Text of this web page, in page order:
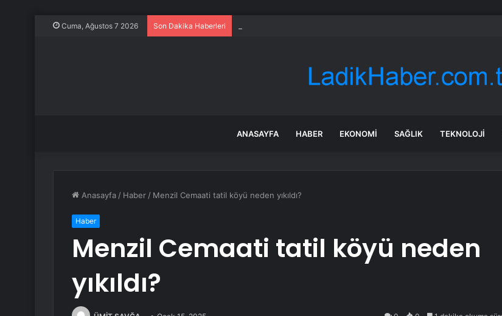
Cuma, Ağustos 7 2026 Son Dakika Haberleri
ANASAYFA HABER EKONOMI SAĞLIK TEKNOLOJI
Anasayfa / Haber / Menzil Cemaati tatil köyü neden yıkıldı?
Haber
Menzil Cemaati tatil köyü neden
yıkıldı?